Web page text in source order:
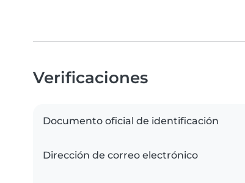
Verificaciones
Documento oficial de identificación
Dirección de correo electrónico